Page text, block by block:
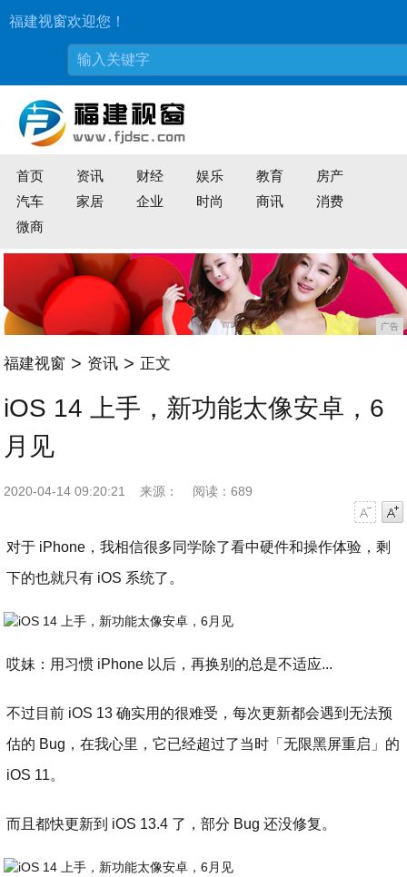
福建视窗欢迎您！
首页 资讯 财经 娱乐 教育
房产
汽车
家居 企业 时尚 商讯
消费
微商
广告
福建视窗 > 资讯 > 正文
iOS 14 上手，新功能太像安卓，6
月见
2020-04-14 09:20:21 来源：
阅读：689
对于 iPhone，我相信很多同学除了看中硬件和操作体验，剩
下的也就只有 iOS 系统了。
哎妹：用习惯 iPhone 以后，再换别的总是不适应...
不过目前 iOS 13 确实用的很难受，每次更新都会遇到无法预
估的 Bug，在我心里，它已经超过了当时「无限黑屏重启」的
iOS 11。
而且都快更新到 iOS 13.4 了，部分 Bug 还没修复。